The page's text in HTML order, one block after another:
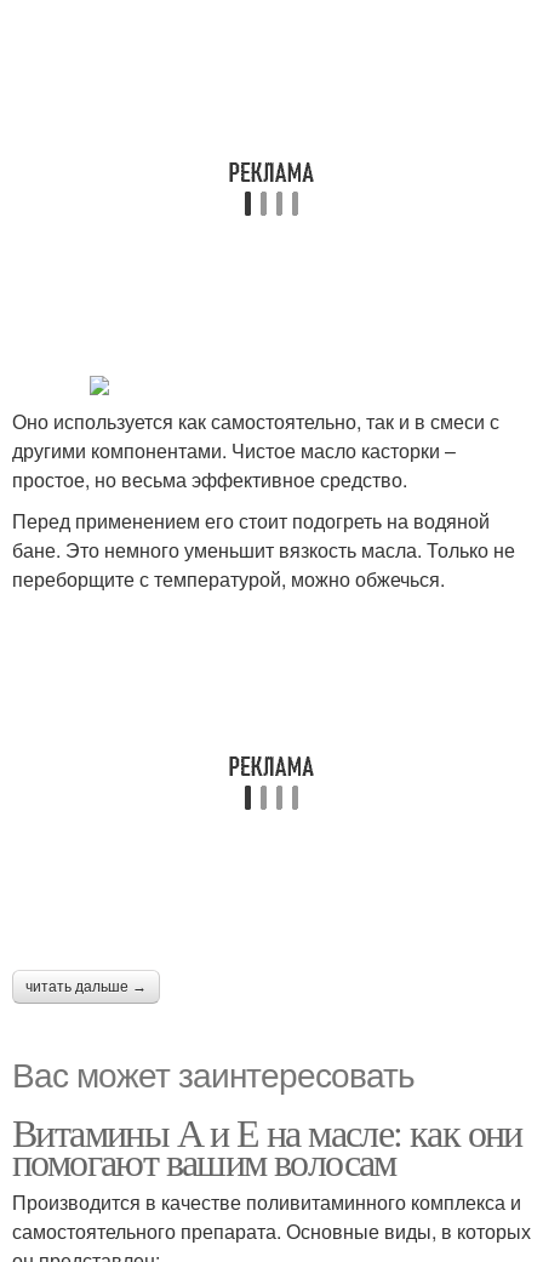
Оно используется как самостоятельно, так и в смеси с
другими компонентами. Чистое масло касторки –
простое, но весьма эффективное средство.
Перед применением его стоит подогреть на водяной
бане. Это немного уменьшит вязкость масла. Только не
переборщите с температурой, можно обжечься.
читать дальше →
Вас может заинтересовать
Витамины А и Е на масле: как они
помогают вашим волосам
Производится в качестве поливитаминного комплекса и
самостоятельного препарата. Основные виды, в которых